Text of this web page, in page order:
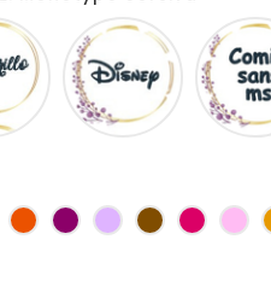
Amarillo Disney
clair
Orange
PruneLilasMarronFuchsia